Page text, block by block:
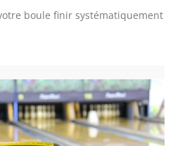
boule finir systématiquement